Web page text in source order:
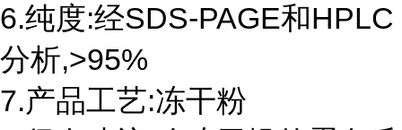
6.纯度:经SDS-PAGE和HPLC
分析,>95%
7.产品工艺:冻干粉